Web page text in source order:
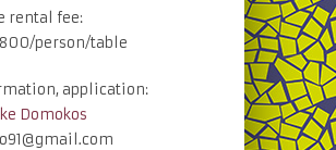
rental fee:
800/person/table
application:
Domokos